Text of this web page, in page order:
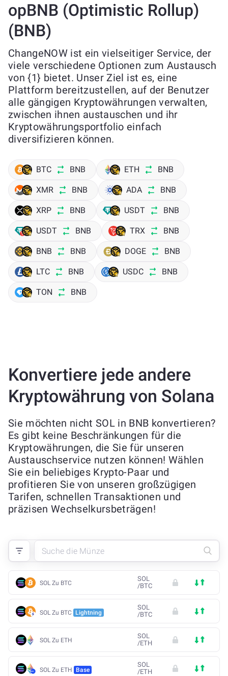
opBNB (Optimistic Rollup)
(BNB)
ChangeNOW ist ein vielseitiger Service, der
viele verschiedene Optionen zum Austausch
von {1} bietet. Unser Ziel ist es, eine
Plattform bereitzustellen, auf der Benutzer
alle gängigen Kryptowährungen verwalten,
zwischen ihnen austauschen und ihr
Kryptowährungsportfolio einfach
diversifizieren können.
BTC BNB ETH BNB
XMR BNB ADA BNB
XRP BNB USDT BNB
USDT BNB TRX BNB
BNB BNB DOGE BNB
LTC BNB USDC BNB
TON BNB
Konvertiere jede andere
Kryptowährung von Solana
Sie möchten nicht SOL in BNB konvertieren?
Es gibt keine Beschränkungen für die
Kryptowährungen, die Sie für unseren
Austauschservice nutzen können! Wählen
Sie ein beliebiges Krypto-Paar und
profitieren Sie von unseren großzügigen
Tarifen, schnellen Transaktionen und
präzisen Wechselkursbeträgen!
SOL Zu BTC
SOL
/BTC
SOL Zu BTC Lightning
SOL
/BTC
SOL Zu ETH
SOL
/ETH
SOL Zu ETH Base
SOL
/ETH